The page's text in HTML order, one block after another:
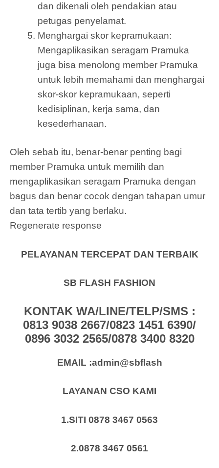
dan dikenali oleh pendakian atau
petugas penyelamat.
Menghargai skor kepramukaan:
Mengaplikasikan seragam Pramuka
juga bisa menolong member Pramuka
untuk lebih memahami dan menghargai
skor-skor kepramukaan, seperti
kedisiplinan, kerja sama, dan
kesederhanaan.
Oleh sebab itu, benar-benar penting bagi
member Pramuka untuk memilih dan
mengaplikasikan seragam Pramuka dengan
bagus dan benar cocok dengan tahapan umur
dan tata tertib yang berlaku.
Regenerate response
PELAYANAN TERCEPAT DAN TERBAIK
SB FLASH FASHION
KONTAK WA/LINE/TELP/SMS :
0813 9038 2667/0823 1451 6390/
0896 3032 2565/0878 3400 8320
EMAIL :admin@sbflash
LAYANAN CSO KAMI
1.SITI 0878 3467 0563
2.0878 3467 0561